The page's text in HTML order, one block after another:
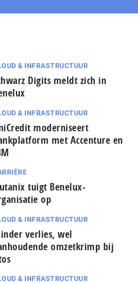
& INFRASTRUCTUUR
Digits meldt zich in
& INFRASTRUCTUUR
moderniseert
met Accenture en
tuigt Benelux-
op
& INFRASTRUCTUUR
verlies, wel
omzetkrimp bij
& INFRASTRUCTUUR